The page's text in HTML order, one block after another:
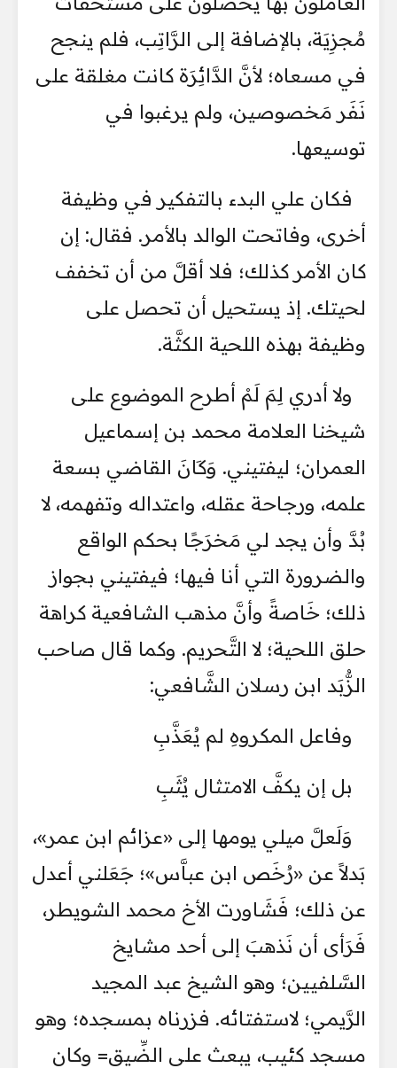
مُجزِيَة، بالإضافة إلى الرَّاتِب، فلم ينجح
في مسعاه؛ لأنَّ الدَّائِرَة كانت مغلقة على
نَفَر مَخصوصين، ولم يرغبوا في
توسيعها.
فكان علي البدء بالتفكير في وظيفة
أخرى، وفاتحت الوالد بالأمر. فقال: إن
كان الأمر كذلك؛ فلا أقلَّ من أن تخفف
لحيتك. إذ يستحيل أن تحصل على
وظيفة بهذه اللحية الكثَّة.
ولا أدري لِمَ لَمْ أطرح الموضوع على
شيخنا العلامة محمد بن إسماعيل
العمران؛ ليفتيني. وَكَانَ القاضي بسعة
علمه، ورجاحة عقله، واعتداله وتفهمه، لا
بُدَّ وأن يجد لي مَخرَجًا بحكم الواقع
والضرورة التي أنا فيها؛ فيفتيني بجواز
ذلك؛ خَاصةً وأنَّ مذهب الشافعية كراهة
حلق اللحية؛ لا التَّحريم. وكما قال صاحب
الزُّبَد ابن رسلان الشَّافعي:
وفاعل المكروهِ لم يُعَذَّبِ
بل إن يكفَّ الامتثال يُثَبِ
وَلَعلَّ ميلي يومها إلى «عزائم ابن عمر»،
بَدلاً عن «رُخَص ابن عباَّس»؛ جَعَلني أعدل
عن ذلك؛ فَشَاورت الأخ محمد الشويطر،
فَرَأى أن نَذهبَ إلى أحد مشايخ
السَّلفيين؛ وهو الشيخ عبد المجيد
الرَّيمي؛ لاستفتائه. فزرناه بمسجده؛ وهو
مسجد كئيب، يبعث على الضِّيق= وكان